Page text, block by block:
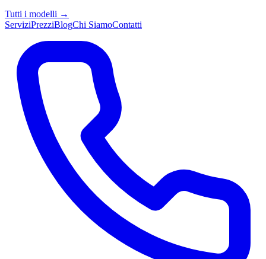
Tutti i modelli →
ServiziPrezziBlogChi SiamoContatti